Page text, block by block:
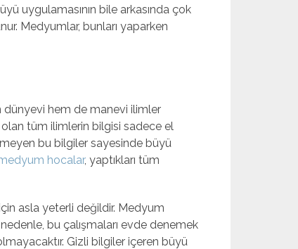
uygulamasının bile arkasında çok
Medyumlar, bunları yaparken
hem de manevi ilimler
tüm ilimlerin bilgisi sadece el
bu bilgiler sayesinde büyü
hocalar, yaptıkları tüm
asla yeterli değildir. Medyum
bu çalışmaları evde denemek
Gizli bilgiler içeren büyü